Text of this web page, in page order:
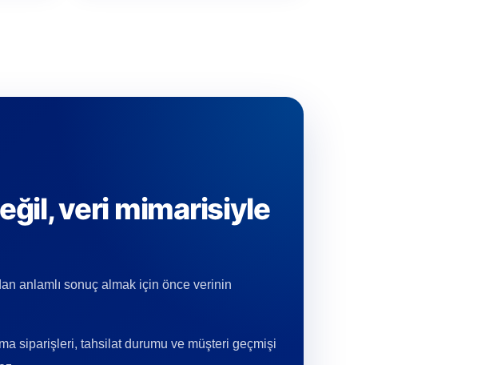
veri mimarisiyle
anlamlı sonuç almak için önce verinin
siparişleri, tahsilat durumu ve müşteri geçmişi